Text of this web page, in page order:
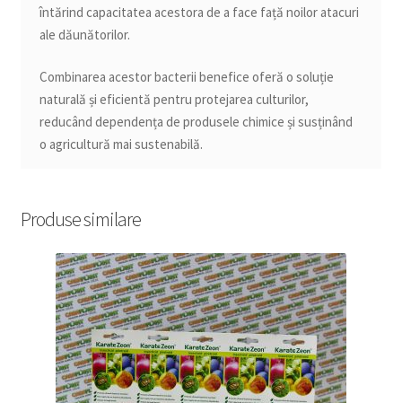
întărind capacitatea acestora de a face față noilor atacuri
ale dăunătorilor.
Combinarea acestor bacterii benefice oferă o soluție
naturală și eficientă pentru protejarea culturilor,
reducând dependența de produsele chimice și susținând
o agricultură mai sustenabilă.
Produse similare